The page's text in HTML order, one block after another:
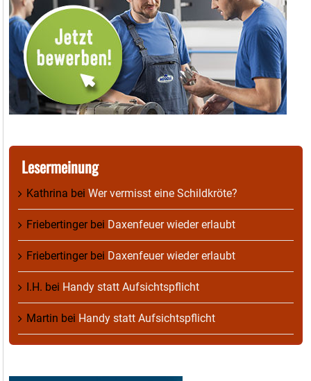
Lesermeinung
Kathrina bei Wer vermisst eine Schildkröte?
Friebertingerbei Daxenfeuer wieder erlaubt
Friebertingerbei Daxenfeuer wieder erlaubt
I.H. bei Handy statt Aufsichtspflicht
Martin bei Handy statt Aufsichtspflicht